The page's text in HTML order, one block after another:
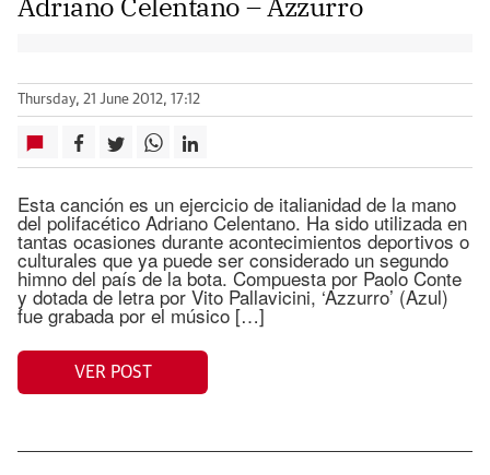
Thursday, 21 June 2012, 17:12
Esta canción es un ejercicio de italianidad de la mano
del polifacético Adriano Celentano. Ha sido utilizada en
tantas ocasiones durante acontecimientos deportivos o
culturales que ya puede ser considerado un segundo
himno del país de la bota. Compuesta por Paolo Conte
y dotada de letra por Vito Pallavicini, ‘Azzurro’ (Azul)
fue grabada por el músico […]
VER POST